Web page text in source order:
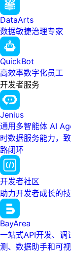
DataArts
数据敏捷治理专家
QuickBot
高效率数字化员工
开发者服务
Jenius
通用多智能体 AI
时数据服务能力，
路闭环
开发者社区
助力开发者成长的
BayArea
一站式API开发、调
测、数据助手和可